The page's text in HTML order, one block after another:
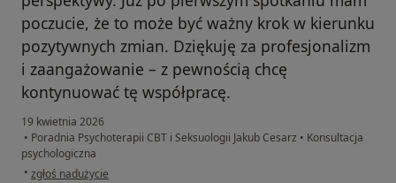
poczucie, że to może być ważny krok w kierunku
pozytywnych zmian. Dziękuję za profesjonalizm
i zaangażowanie – z pewnością chcę
kontynuować tę współpracę.
19 kwietnia 2026
• Poradnia Psychoterapii CBT i Seksuologii Jakub Cesarz • Konsultacja
psychologiczna
• w opinii użytkownika AW
zgłoś nadużycie